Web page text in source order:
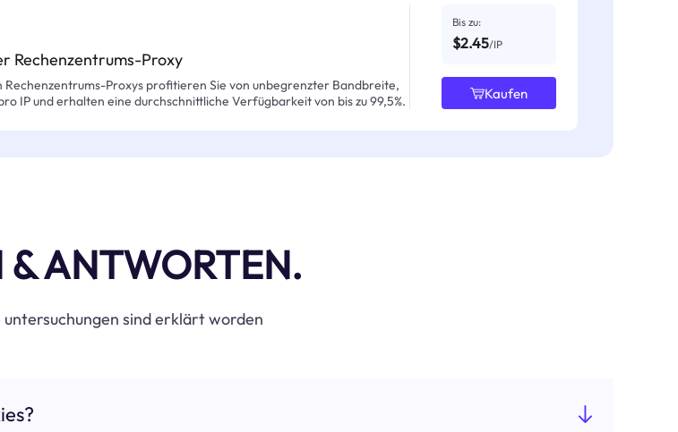
Rechenzentrums-Proxy
Rechenzentrums-Proxys profitieren Sie von unbegrenzter Bandbreite,
IP und erhalten eine durchschnittliche Verfügbarkeit von bis zu 99,5%.
Bis zu:
$2.45/IP
Kaufen
& ANTWORTEN.
untersuchungen sind erklärt worden